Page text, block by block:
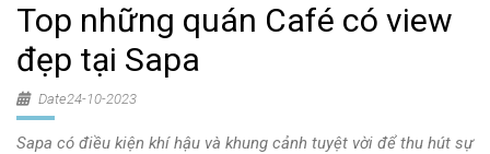
Top những quán Café có view
đẹp tại Sapa
Date24-10-2023
Sapa có điều kiện khí hậu và khung cảnh tuyệt vời để thu hút sự